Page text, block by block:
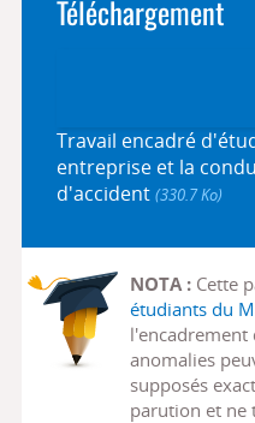
Téléchargement
Travail encadré
entreprise et la
d'accident (330.7 Ko)
NOTA :Cette
étudiants du
l'encadrement
anomalies
supposés
parution et ne